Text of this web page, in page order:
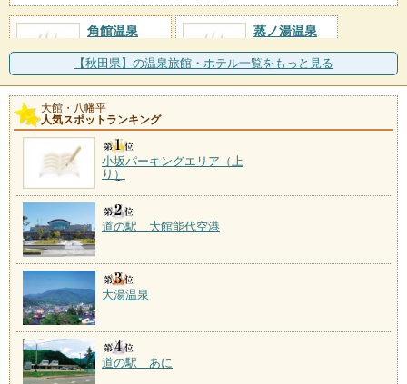
角館温泉 蒸ノ湯温泉
【秋田県】の温泉旅館・ホテル一覧をもっと見る
大館・八幡平
人気スポットランキング
小坂パーキングエリア（上
り）
道の駅 大館能代空港
大湯温泉
道の駅 あに